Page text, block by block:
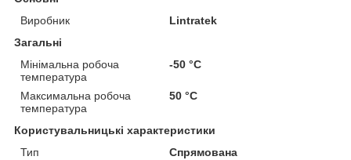
Виробник
Lintratek
Загальні
Мінімальна робоча
температура
-50 °С
Максимальна робоча
температура
50 °С
Користувальницькі характеристики
Тип
Спрямована